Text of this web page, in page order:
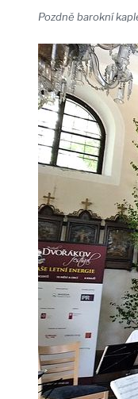
Pozdně barokní